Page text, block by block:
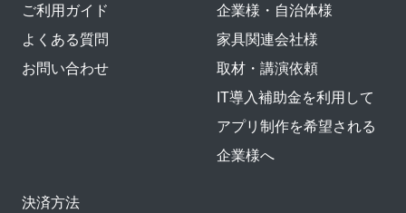
ご利用ガイド
よくある質問
お問い合わせ
企業様・自治体様
家具関連会社様
取材・講演依頼
IT導入補助金を利用して
アプリ制作を希望される
企業様へ
決済方法